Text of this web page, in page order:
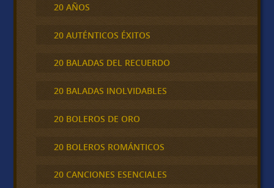
20 AÑOS
20 AUTÉNTICOS ÉXITOS
20 BALADAS DEL RECUERDO
20 BALADAS INOLVIDABLES
20 BOLEROS DE ORO
20 BOLEROS ROMÁNTICOS
20 CANCIONES ESENCIALES